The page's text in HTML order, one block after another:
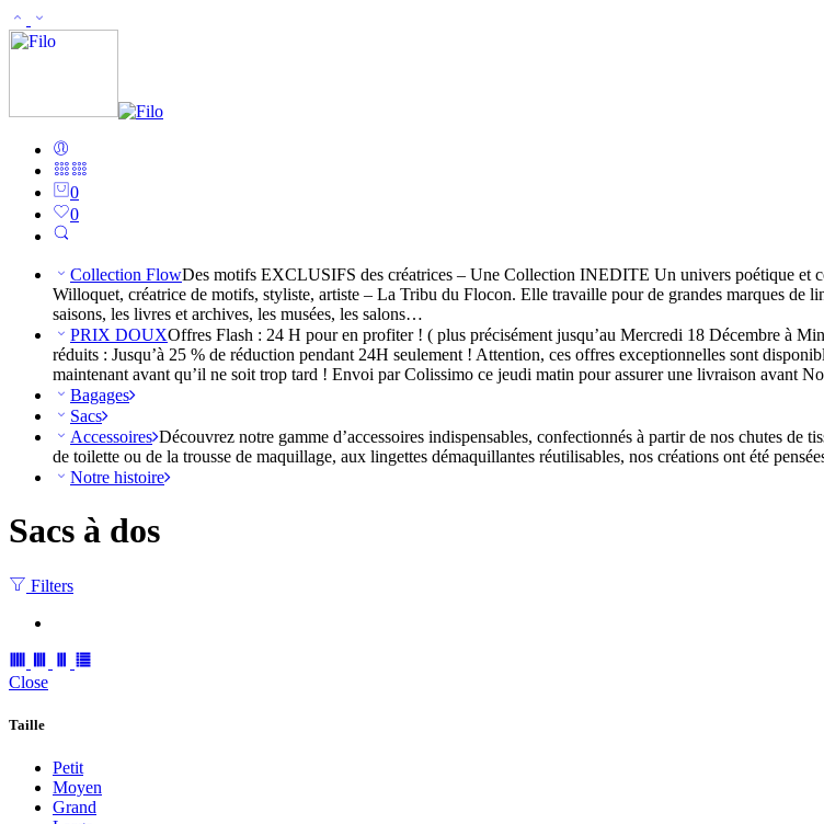
0
0
Collection FlowDes motifs EXCLUSIFS des créatrices – Une Collection INEDITE Un univers poétique et
Willoquet, créatrice de motifs, styliste, artiste – La Tribu du Flocon. Elle travaille pour de grandes marques de
saisons, les livres et archives, les musées, les salons…
PRIX DOUXOffres Flash : 24 H pour en profiter ! ( plus précisément jusqu’au Mercredi 18 Décembre à
réduits : Jusqu’à 25 % de réduction pendant 24H seulement ! Attention, ces offres exceptionnelles sont
maintenant avant qu’il ne soit trop tard ! Envoi par Colissimo ce jeudi matin pour assurer une livraison avant
Bagages
Sacs
Accessoires Découvrez notre gamme d’accessoires indispensables, confectionnés à partir de nos chutes de
de toilette ou de la trousse de maquillage, aux lingettes démaquillantes réutilisables, nos créations ont été
Notre histoire
Sacs à dos
Filters
Close
Taille
Petit
Moyen
Grand